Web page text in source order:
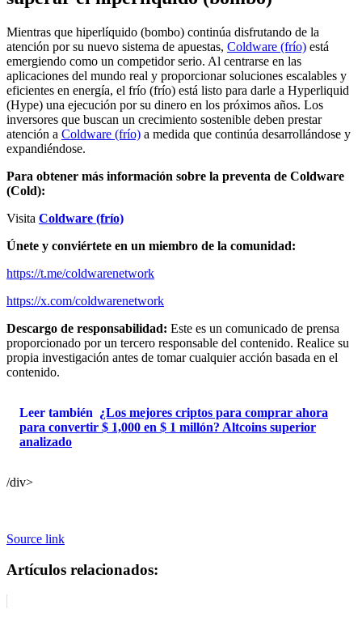
Mientras que hiperlíquido (bombo) continúa disfrutando de la
atención por su nuevo sistema de apuestas, Coldware (frío) está
emergiendo como un competidor serio. Al centrarse en las
aplicaciones del mundo real y proporcionar soluciones escalables y
eficientes en energía, el frío (frío) está listo para darle a Hyperliquid
(Hype) una ejecución por su dinero en los próximos años. Los
inversores que buscan un crecimiento sostenible deben prestar
atención a Coldware (frío) a medida que continúa desarrollándose y
expandiéndose.
Para obtener más información sobre la preventa de Coldware
(Cold):
Visita Coldware (frío)
Únete y conviértete en un miembro de la comunidad:
https://t.me/coldwarenetwork
https://x.com/coldwarenetwork
Descargo de responsabilidad: Este es un comunicado de prensa
proporcionado por un tercero responsable del contenido. Realice su
propia investigación antes de tomar cualquier acción basada en el
contenido.
Leer también ¿Los mejores criptos para comprar ahora
para convertir $ 1,000 en $ 1 millón? Altcoins superior
analizado
/div>
Source link
Artículos relacionados: